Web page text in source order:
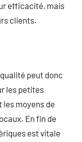
efficacité, mais
clients.
peut donc
les petites
moyens de
En fin de
est vitale